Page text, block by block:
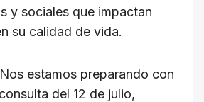
y sociales que impactan
su calidad de vida.
estamos preparando con
del 12 de julio,